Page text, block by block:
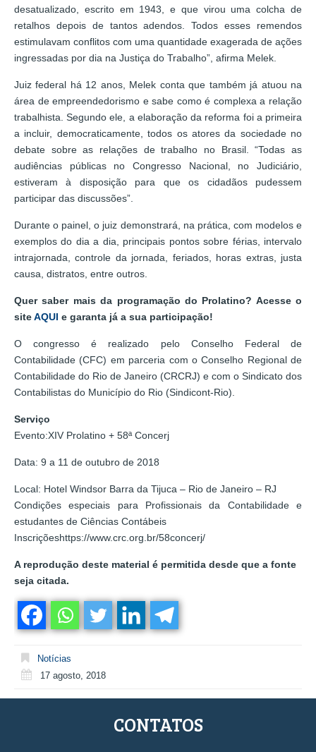
desatualizado, escrito em 1943, e que virou uma colcha de
retalhos depois de tantos adendos. Todos esses remendos
estimulavam conflitos com uma quantidade exagerada de ações
ingressadas por dia na Justiça do Trabalho”, afirma Melek.
Juiz federal há 12 anos, Melek conta que também já atuou na
área de empreendedorismo e sabe como é complexa a relação
trabalhista. Segundo ele, a elaboração da reforma foi a primeira
a incluir, democraticamente, todos os atores da sociedade no
debate sobre as relações de trabalho no Brasil. “Todas as
audiências públicas no Congresso Nacional, no Judiciário,
estiveram à disposição para que os cidadãos pudessem
participar das discussões”.
Durante o painel, o juiz demonstrará, na prática, com modelos e
exemplos do dia a dia, principais pontos sobre férias, intervalo
intrajornada, controle da jornada, feriados, horas extras, justa
causa, distratos, entre outros.
Quer saber mais da programação do Prolatino? Acesse o
siteAQUI e garanta já a sua participação!
O congresso é realizado pelo Conselho Federal de
Contabilidade (CFC) em parceria com o Conselho Regional de
Contabilidade do Rio de Janeiro (CRCRJ) e com o Sindicato dos
Contabilistas do Município do Rio (Sindicont-Rio).
Serviço
Evento:XIV Prolatino + 58ª Concerj
Data: 9 a 11 de outubro de 2018
Local: Hotel Windsor Barra da Tijuca – Rio de Janeiro – RJ
Condições especiais para Profissionais da Contabilidade e
estudantes de Ciências Contábeis
Inscriçõeshttps://www.crc.org.br/58concerj/
A reprodução deste material é permitida desde que a fonte
seja citada.
Notícias
17 agosto, 2018
CONTATOS